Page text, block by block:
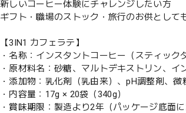
新しいコーヒー体験にチャレンジしたい方
ギフト・職場のストック・旅行のお供として
【3IN1 カフェラテ】
・名称：インスタントコーヒー（スティック
・原材料名：砂糖、マルトデキストリン、
・添加物：乳化剤（乳由来）、pH調整剤、
・内容量：17g × 20袋（340g）
・賞味期限：製造より2年（パッケージ底面に